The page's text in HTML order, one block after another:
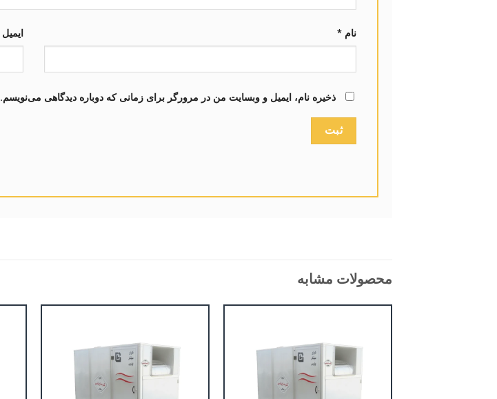
نام * ایمیل
ذخیره نام، ایمیل و وبسایت من در مرورگر برای زمانی که دوباره دیدگاهی می‌نویسم.
محصولات مشابه